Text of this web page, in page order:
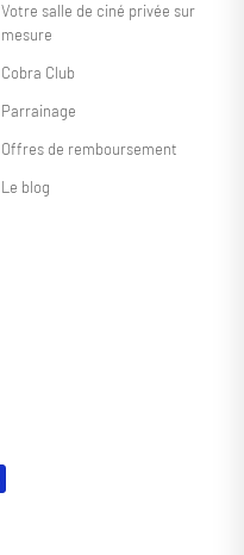
Votre salle de ciné privée sur
mesure
Cobra Club
Parrainage
Offres de remboursement
Le blog